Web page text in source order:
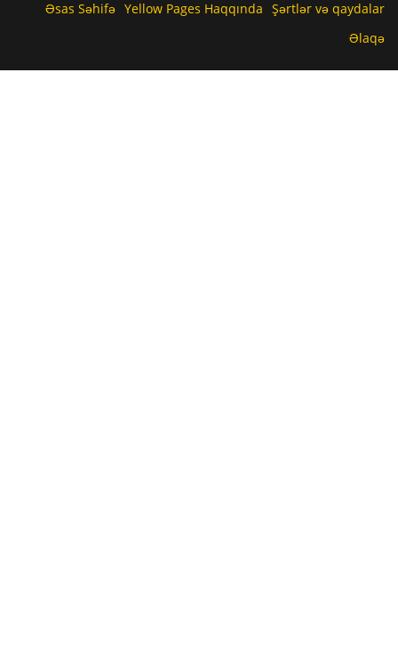
Əsas Səhifə Yellow Pages Haqqında Şərtlər və qaydalar
Əlaqə